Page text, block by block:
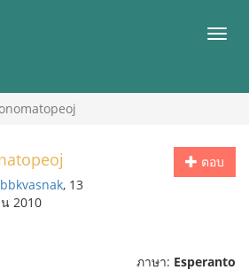
เมนู
onomatopeoj
ตอบ
, 13
2010
ภาษา: Esperanto